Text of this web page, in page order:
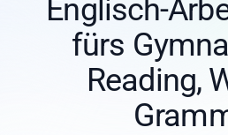
Englisch-
fürs
Reading,